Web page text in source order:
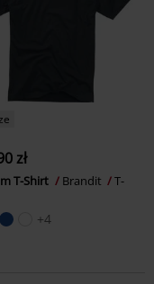
zł
T-Shirt Brandit
T-
+4